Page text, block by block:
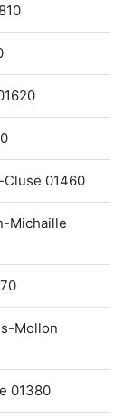
01460
Michaille
Mollon
01380